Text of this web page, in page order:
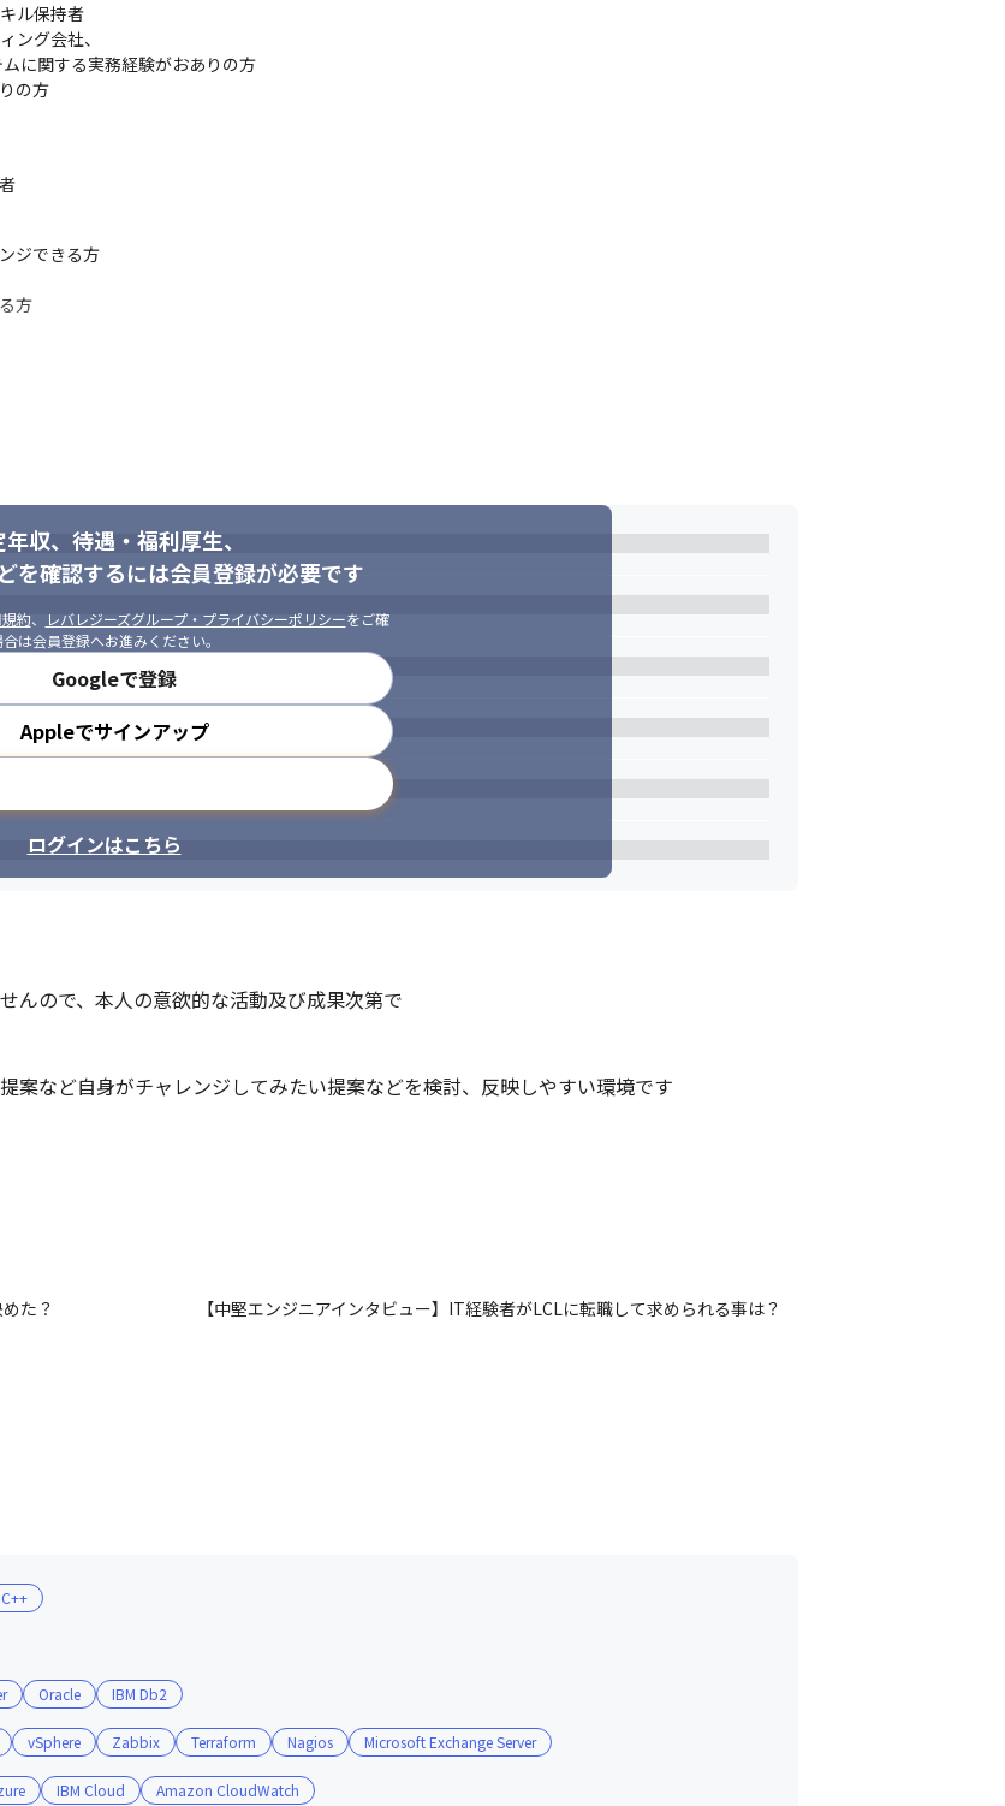
ル保持者
ング会社、
に関する実務経験がおありの方
の方
ジできる方
方
収、待遇・福利厚生、
を確認するには会員登録が必要です
約、 レバレジーズグループ・プライバシーポリシーをご確
は会員登録へお進みください。
Googleで登録
Appleでサインアップ
ログインはこちら
んので、本人の意欲的な活動及び成果次第で
案など自身がチャレンジしてみたい提案などを検討、反映しやすい環境です
た？ 【中堅エンジニアインタビュー】IT経験者がLCLに転職して求められる事は？
C++
Oracle IBM Db2
vSphere Zabbix Terraform Nagios Microsoft Exchange Server
IBM Cloud Amazon CloudWatch